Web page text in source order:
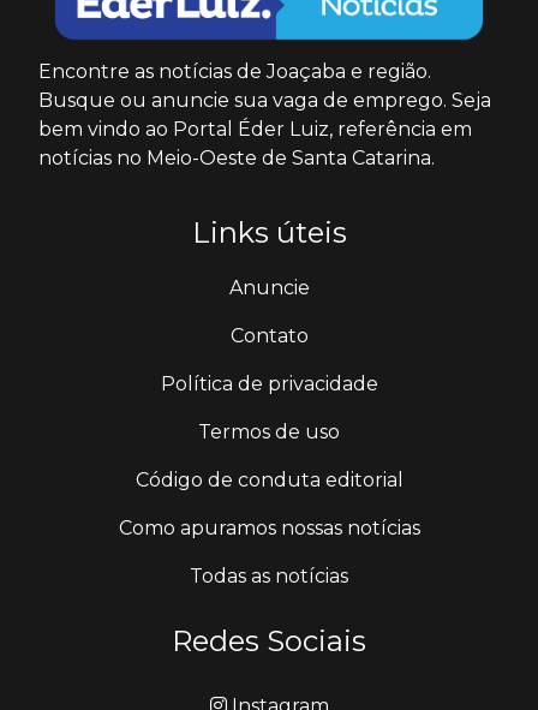
Encontre as notícias de Joaçaba e região.
Busque ou anuncie sua vaga de emprego. Seja
bem vindo ao Portal Éder Luiz, referência em
notícias no Meio-Oeste de Santa Catarina.
Links úteis
Anuncie
Contato
Política de privacidade
Termos de uso
Código de conduta editorial
Como apuramos nossas notícias
Todas as notícias
Redes Sociais